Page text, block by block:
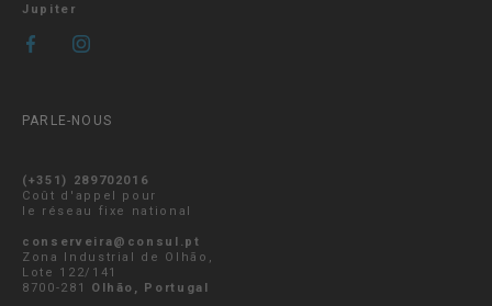
Jupiter
PARLE-NOUS
(+351) 289702016
Coût d'appel pour
le réseau fixe national
conserveira@consul.pt
Zona Industrial de Olhão,
Lote 122/141
8700-281 Olhão, Portugal